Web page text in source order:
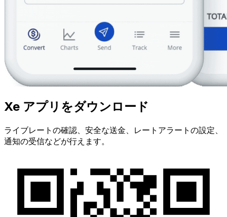
Xe アプリをダウンロード
ライブレートの確認、安全な送金、レートアラートの設定、
通知の受信などが行えます。